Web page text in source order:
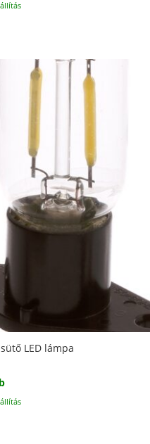
LED lámpa